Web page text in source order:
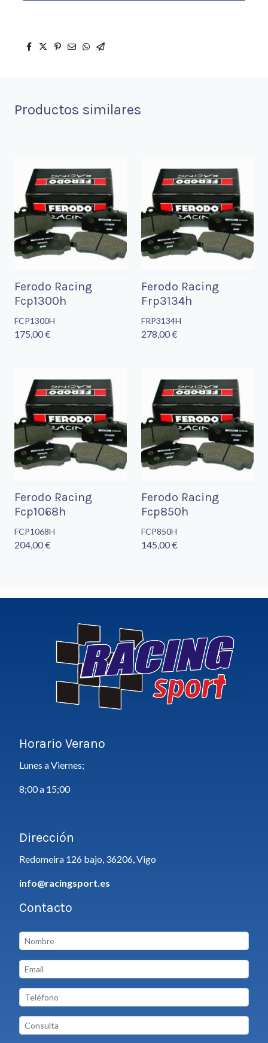
Productos similares
Ferodo Racing
Fcp1300h
FCP1300H
175,00 €
Ferodo Racing
Frp3134h
FRP3134H
278,00 €
Ferodo Racing
Fcp1068h
FCP1068H
204,00 €
Ferodo Racing
Fcp850h
FCP850H
145,00 €
Horario Verano
Lunes a Viernes;
8;00 a 15;00
Dirección
Redomeira 126 bajo, 36206, Vigo
info@racingsport.es
Contacto